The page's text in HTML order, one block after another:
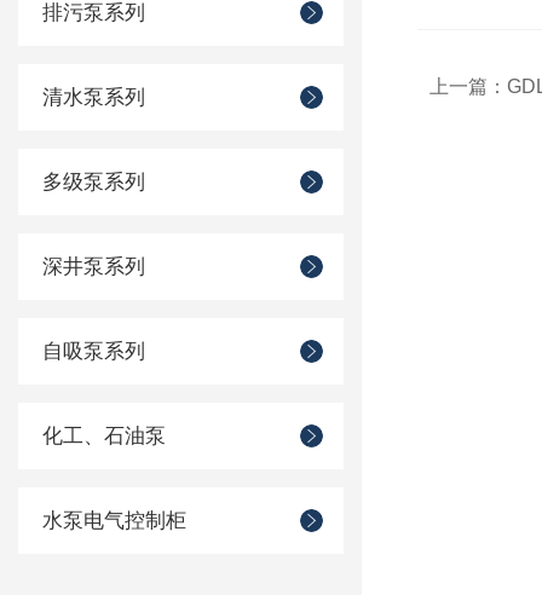
排污泵系列
清水泵系列
多级泵系列
深井泵系列
自吸泵系列
化工、石油泵
水泵电气控制柜
上一篇：